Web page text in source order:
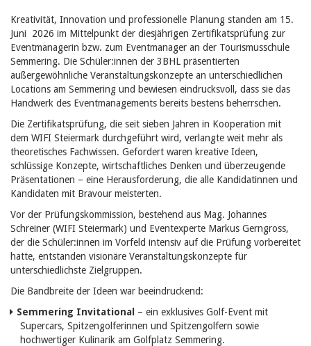
Kreativität, Innovation und professionelle Planung standen am 15.
Juni 2026 im Mittelpunkt der diesjährigen Zertifikatsprüfung zur
Eventmanagerin bzw. zum Eventmanager an der Tourismusschule
Semmering. Die Schüler:innen der 3BHL präsentierten
außergewöhnliche Veranstaltungskonzepte an unterschiedlichen
Locations am Semmering und bewiesen eindrucksvoll, dass sie das
Handwerk des Eventmanagements bereits bestens beherrschen.
Die Zertifikatsprüfung, die seit sieben Jahren in Kooperation mit
dem WIFI Steiermark durchgeführt wird, verlangte weit mehr als
theoretisches Fachwissen. Gefordert waren kreative Ideen,
schlüssige Konzepte, wirtschaftliches Denken und überzeugende
Präsentationen – eine Herausforderung, die alle Kandidatinnen und
Kandidaten mit Bravour meisterten.
Vor der Prüfungskommission, bestehend aus Mag. Johannes
Schreiner (WIFI Steiermark) und Eventexperte Markus Gerngross,
der die Schüler:innen im Vorfeld intensiv auf die Prüfung vorbereitet
hatte, entstanden visionäre Veranstaltungskonzepte für
unterschiedlichste Zielgruppen.
Die Bandbreite der Ideen war beeindruckend:
Semmering Invitational – ein exklusives Golf-Event mit
Supercars, Spitzengolferinnen und Spitzengolfern sowie
hochwertiger Kulinarik am Golfplatz Semmering.